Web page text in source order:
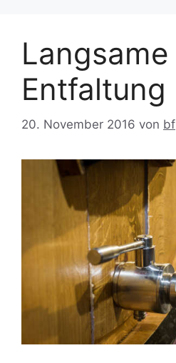
Langsame
Entfaltung
20. November 2016 von bf